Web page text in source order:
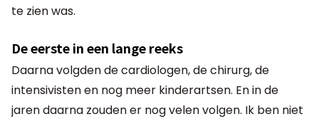
te zien was.
De eerste in een lange reeks
Daarna volgden de cardiologen, de chirurg, de
intensivisten en nog meer kinderartsen. En in de
jaren daarna zouden er nog velen volgen. Ik ben niet